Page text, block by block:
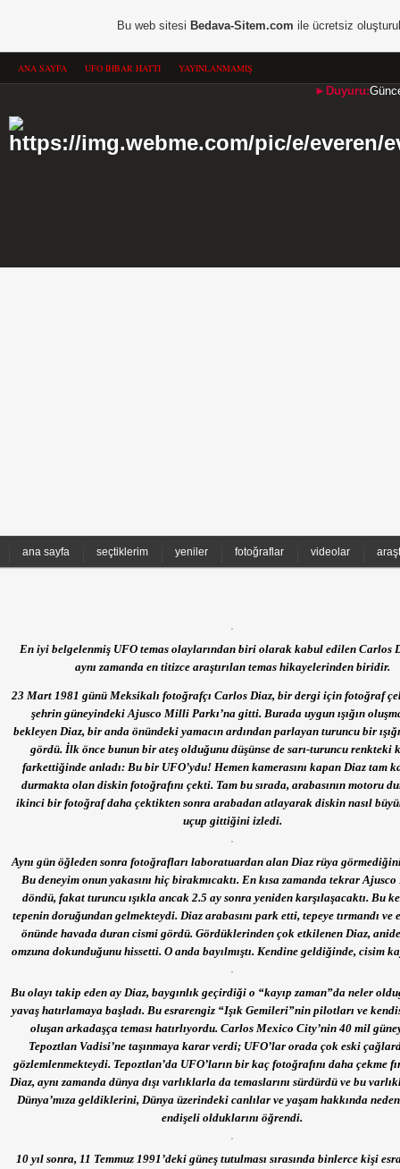
ANA SAYFA UFO İHBAR HATTI YAYINLANMAMIŞ
►Duyuru:
ana sayfa seçtiklerim yeniler fotoğraflar videolar
En iyi belgelenmiş UFO temas olaylarından biri olarak kabul edilen Carlos
aynı zamanda en titizce araştırılan temas hikayelerinden biridir.
23 Mart 1981 günü Meksikalı fotoğrafçı Carlos Diaz, bir dergi için fotoğraf
şehrin güneyindeki Ajusco Milli Parkı’na gitti. Burada uygun ışığın
bekleyen Diaz, bir anda önündeki yamacın ardından parlayan turuncu bir
gördü. İlk önce bunun bir ateş olduğunu düşünse de sarı-turuncu renkteki
farkettiğinde anladı: Bu bir UFO’ydu! Hemen kamerasını kapan Diaz tam
durmakta olan diskin fotoğrafını çekti. Tam bu sırada, arabasının motoru
ikinci bir fotoğraf daha çektikten sonra arabadan atlayarak diskin nasıl
uçup gittiğini izledi.
Aynı gün öğleden sonra fotoğrafları laboratuardan alan Diaz rüya
Bu deneyim onun yakasını hiç birakmıcaktı. En kısa zamanda tekrar Ajusco
döndü, fakat turuncu ışıkla ancak 2.5 ay sonra yeniden karşılaşacaktı. Bu
tepenin doruğundan gelmekteydi. Diaz arabasını park etti, tepeye tırmandı ve
önünde havada duran cismi gördü. Gördüklerinden çok etkilenen Diaz,
omzuna dokunduğunu hissetti. O anda bayılmıştı. Kendine geldiğinde, cisim
Bu olayı takip eden ay Diaz, baygınlık geçirdiği o “kayıp zaman”da neler
yavaş hatırlamaya başladı. Bu esrarengiz “Işık Gemileri”nin pilotları ve
oluşan arkadaşça teması hatırlıyordu. Carlos Mexico City’nin 40 mil
Tepoztlan Vadisi’ne taşınmaya karar verdi; UFO’lar orada çok eski
gözlemlenmekteydi. Tepoztlan’da UFO’ların bir kaç fotoğrafını daha çekme
Diaz, aynı zamanda dünya dışı varlıklarla da temaslarını sürdürdü ve bu
Dünya’mıza geldiklerini, Dünya üzerindeki canlılar ve yaşam hakkında
endişeli olduklarını öğrendi.
10 yıl sonra, 11 Temmuz 1991’deki güneş tutulması sırasında binlerce kişi
Bu web sitesi Bedava-Sitem.com ile ücretsiz